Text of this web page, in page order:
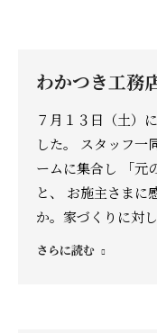
わかつき工務
７月１３日（土）
した。 スタッフ一
ームに集合し 「元
と、 お施主さまに
か。家づくりに対
さらに読む